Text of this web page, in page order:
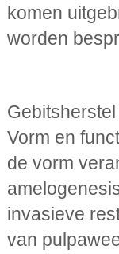
komen
worden
Gebitsherstel
Vorm en
de vorm
invasieve
van